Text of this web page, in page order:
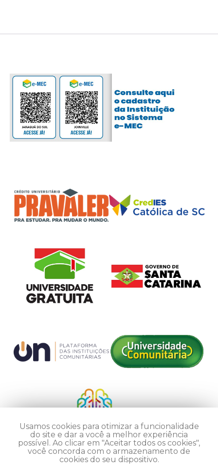
Usamos cookies para otimizar a funcionalidade
do site e dar a você a melhor experiência
possível. Ao clicar em "Aceitar todos os cookies",
você concorda com o armazenamento de
cookies do seu dispositivo.